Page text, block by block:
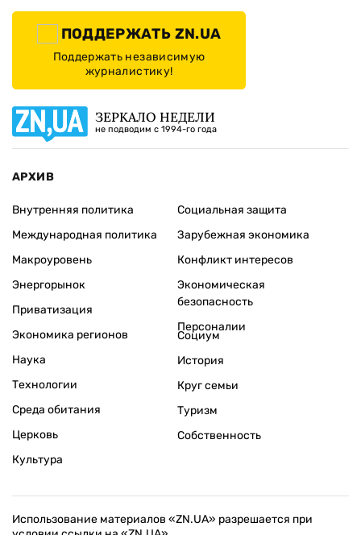
ПОДДЕРЖАТЬ ZN.UA
Поддержать независимую
журналистику!
ЗЕРКАЛО НЕДЕЛИ
не подводим с 1994-го года
АРХИВ
Внутренняя политика
Международная политика
Макроуровень
Энергорынок
Приватизация
Экономика регионов
Социальная защита
Зарубежная экономика
Конфликт интересов
Экономическая
безопасность
Персоналии
Наука
Технологии
Среда обитания
Церковь
Культура
Социум
История
Круг семьи
Туризм
Собственность
Использование материалов «ZN.UA» разрешается при